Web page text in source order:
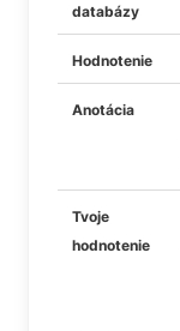
databázy
Hodnotenie
Anotácia
Tvoje
hodnotenie